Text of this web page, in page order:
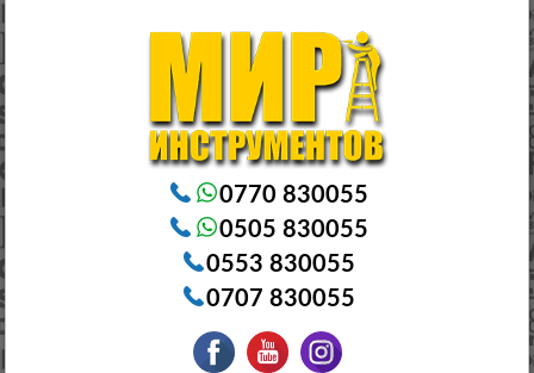
0770 830055
0505 830055
0553 830055
0707 830055